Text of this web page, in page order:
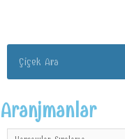
Aranjmanlar